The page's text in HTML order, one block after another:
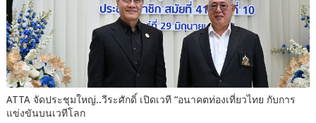
ATTA จัดประชุมใหญ่..วีระศักดิ์ เปิดเวที “อนาคตท่องเที่ยวไทย กับการ
แข่งขันบนเวทีโลก